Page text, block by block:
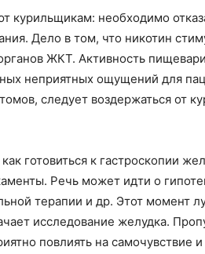
курильщикам: необходимо
Дело в том, что никотин
ЖКТ. Активность
неприятных ощущений для
следует воздержаться от
готовиться к гастроскопии
Речь может идти о
терапии и др. Этот момент
исследование желудка.
повлиять на самочувствие